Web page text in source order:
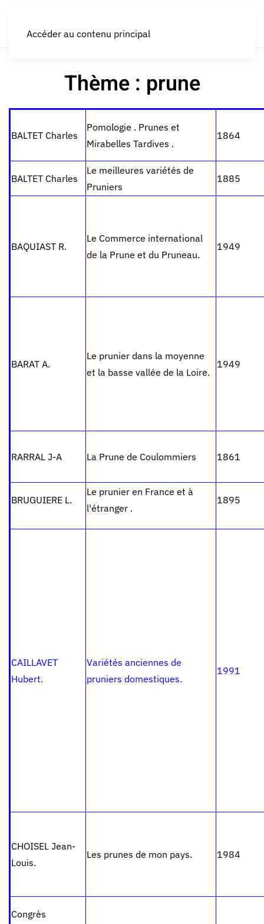
Accéder au contenu principal
Thème : prune
BALTET Charles
Pomologie . Prunes et
Mirabelles Tardives .
1864
BALTET Charles
Le meilleures variétés de
Pruniers
1885
BAQUIAST R.
Le Commerce international
de la Prune et du Pruneau.
1949
BARAT A.
Le prunier dans la moyenne
et la basse vallée de la Loire.
1949
RARRAL J-A La Prune de Coulommiers 1861
BRUGUIERE L.
Le prunier en France et à
l'étranger .
1895
CAILLAVET
Hubert.
Variétés anciennes de
pruniers domestiques.
1991
CHOISEL Jean-
Louis.
Les prunes de mon pays. 1984
Congrès